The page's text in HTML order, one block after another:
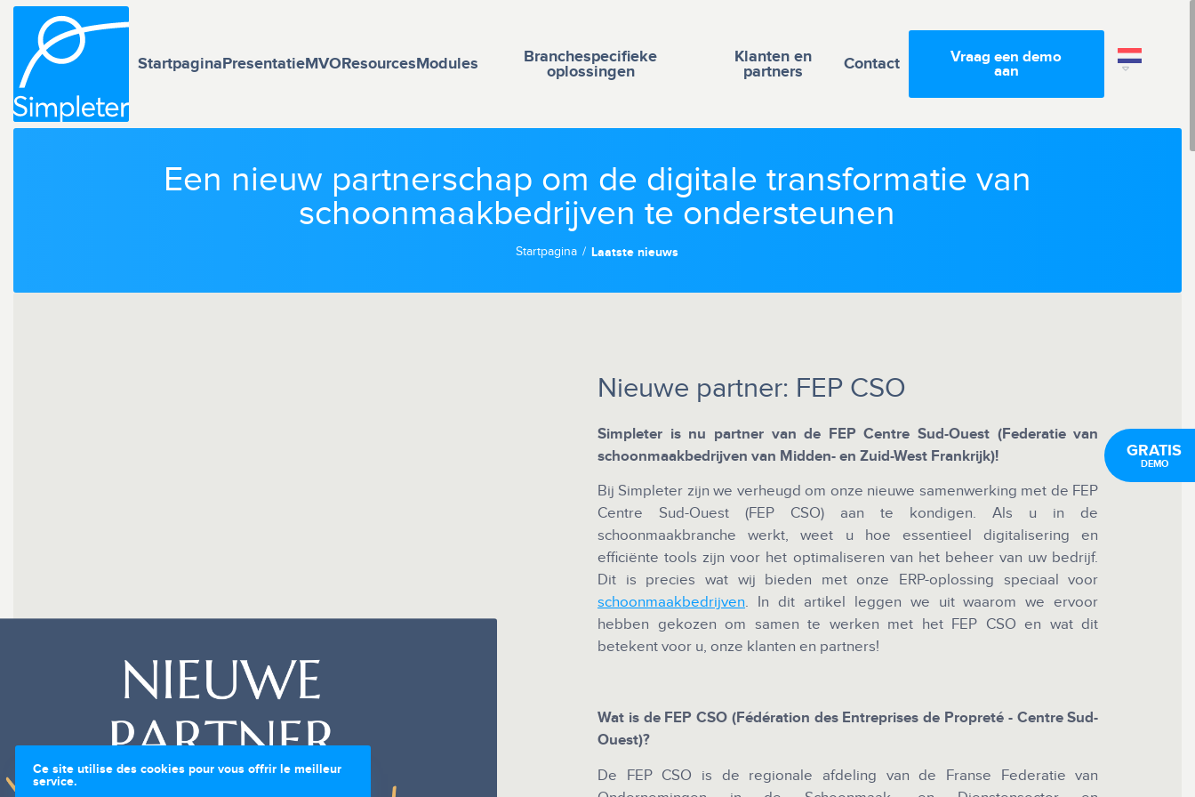
StartpaginaPresentatieMVOResourcesModules
Branchespecifieke
oplossingen
Klanten en
partners
Contact
Vraag een demo
aan
Een nieuw partnerschap om de digitale transformatie van
schoonmaakbedrijven te ondersteunen
Startpagina Laatste nieuws
Nieuwe partner: FEP CSO
Simpleter is nu partner van de FEP Centre Sud-Ouest (Federatie van
schoonmaakbedrijven van Midden- en Zuid-West Frankrijk)!
Bij Simpleter zijn we verheugd om onze nieuwe samenwerking met de FEP
Centre Sud-Ouest (FEP CSO) aan te kondigen. Als u in de
schoonmaakbranche werkt, weet u hoe essentieel digitalisering en
efficiënte tools zijn voor het optimaliseren van het beheer van uw bedrijf.
Dit is precies wat wij bieden met onze ERP-oplossing speciaal voor
schoonmaakbedrijven. In dit artikel leggen we uit waarom we ervoor
hebben gekozen om samen te werken met het FEP CSO en wat dit
betekent voor u, onze klanten en partners!
Wat is de FEP CSO (Fédération des Entreprises de Propreté - Centre Sud-
Ouest)?
De FEP CSO is de regionale afdeling van de Franse Federatie van
Ce site utilise des cookies pour vous offrir le meilleur
service.
GRATIS
DEMO